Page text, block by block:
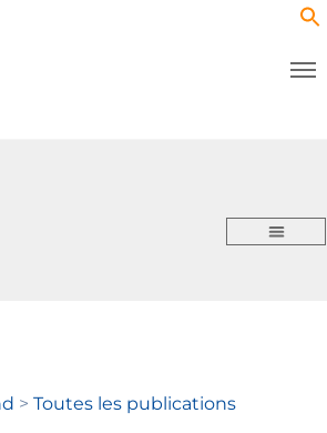
> Toutes les publications